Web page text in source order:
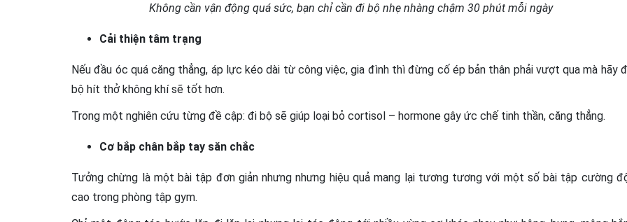
Không cần vận động quá sức, bạn chỉ cần đi bộ nhẹ nhàng chậm 30 phút mỗi ngày
Cải thiện tâm trạng
Nếu đầu óc quá căng thẳng, áp lực kéo dài từ công việc, gia đình thì đừng cố ép bản thân phải vượt qua mà hãy
bộ hít thở không khí sẽ tốt hơn.
Trong một nghiên cứu từng đề cập: đi bộ sẽ giúp loại bỏ cortisol – hormone gây ức chế tinh thần, căng thẳng.
Cơ bắp chân bắp tay săn chắc
Tưởng chừng là một bài tập đơn giản nhưng nhưng hiệu quả mang lại tương tương với một số bài tập cường
cao trong phòng tập gym.